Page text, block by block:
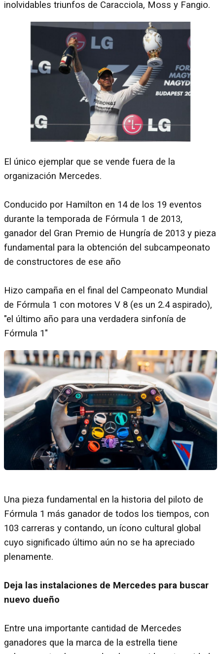
inolvidables triunfos de Caracciola, Moss y Fangio.
El único ejemplar que se vende fuera de la
organización Mercedes.
Conducido por Hamilton en 14 de los 19 eventos
durante la temporada de Fórmula 1 de 2013,
ganador del Gran Premio de Hungría de 2013 y pieza
fundamental para la obtención del subcampeonato
de constructores de ese año
Hizo campaña en el final del Campeonato Mundial
de Fórmula 1 con motores V 8 (es un 2.4 aspirado),
"el último año para una verdadera sinfonía de
Fórmula 1"
Una pieza fundamental en la historia del piloto de
Fórmula 1 más ganador de todos los tiempos, con
103 carreras y contando, un ícono cultural global
cuyo significado último aún no se ha apreciado
plenamente.
Deja las instalaciones de Mercedes para buscar
nuevo dueño
Entre una importante cantidad de Mercedes
ganadores que la marca de la estrella tiene